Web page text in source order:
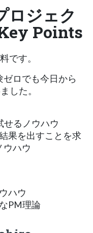
ロジェク
Points
です。
ロでも今日から
した。
せるノウハウ
果を出すことを求
ウハウ
ハウ
PM理論